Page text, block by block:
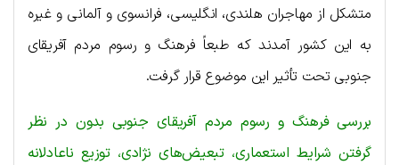
متشکل از مهاجران هلندی، انگلیسی، فرانسوی و آلمانی و غیره
به این کشور آمدند که طبعاً فرهنگ و رسوم مردم آفریقای
جنوبی تحت تأثیر این موضوع قرار گرفت.
بررسی فرهنگ و رسوم مردم آفریقای جنوبی بدون در نظر
گرفتن شرایط استعماری، تبعیض‌های نژادی، توزیع ناعادلانه